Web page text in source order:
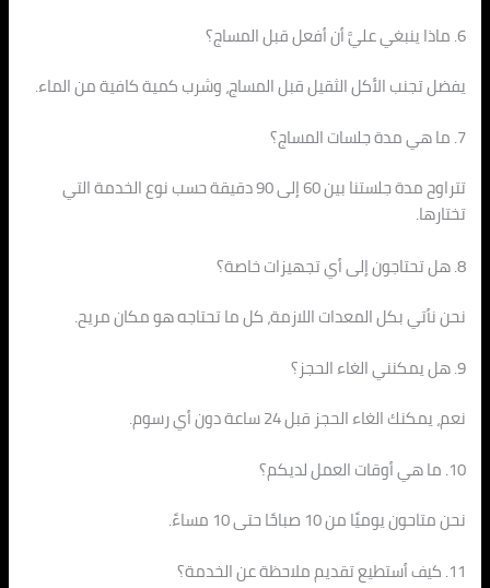
6. ماذا ينبغي عليَّ أن أفعل قبل المساج؟
يفضل تجنب الأكل الثقيل قبل المساج، وشرب كمية كافية من الماء.
7. ما هي مدة جلسات المساج؟
تتراوح مدة جلستنا بين 60 إلى 90 دقيقة حسب نوع الخدمة التي
تختارها.
8. هل تحتاجون إلى أي تجهيزات خاصة؟
نحن نأتي بكل المعدات اللازمة، كل ما تحتاجه هو مكان مريح.
9. هل يمكنني الغاء الحجز؟
نعم، يمكنك الغاء الحجز قبل 24 ساعة دون أي رسوم.
10. ما هي أوقات العمل لديكم؟
نحن متاحون يوميًا من 10 صباحًا حتى 10 مساءً.
11. كيف أستطيع تقديم ملاحظة عن الخدمة؟